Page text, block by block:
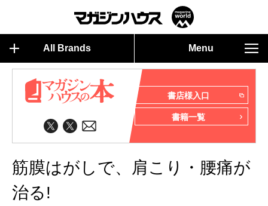
All Brands Menu
書店様入口
書籍一覧
筋膜はがしで、肩こり・腰痛が
治る!